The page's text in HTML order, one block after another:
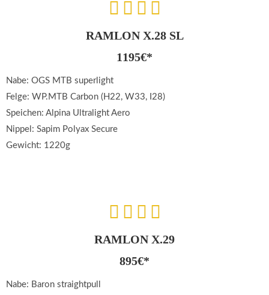
RAMLON X.28 SL
1195€*
Nabe: OGS MTB superlight
Felge: WP.MTB Carbon (H22, W33, I28)
Speichen: Alpina Ultralight Aero
Nippel: Sapim Polyax Secure
Gewicht: 1220g
RAMLON X.29
895€*
Nabe: Baron straightpull